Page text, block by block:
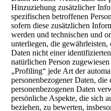
Hinzuziehung zusätzlicher
spezifischen betroffenen
sofern diese zusätzlichen
werden und technischen und
unterliegen, die gewährleisten,
Daten nicht einer
natürlichen Person
„Profiling“ jede Art der
personenbezogener Daten, die
personenbezogenen Daten
persönliche Aspekte, die sich
beziehen, zu bewerten,